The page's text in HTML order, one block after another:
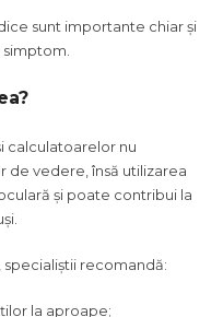
sunt importante chiar și
calculatoarelor nu
vedere, însă utilizarea
și poate contribui la
recomandă:
la aproape;